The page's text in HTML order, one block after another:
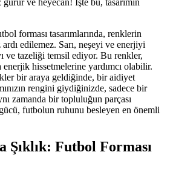
ve heyecan! İşte bu, tasarımın
forması tasarımlarında, renklerin
edilemez. Sarı, neşeyi ve enerjiyi
ve tazeliği temsil ediyor. Bu renkler,
enerjik hissetmelerine yardımcı olabilir.
bir araya geldiğinde, bir aidiyet
rengini giydiğinizde, sadece bir
zamanda bir topluluğun parçası
futbolun ruhunu besleyen en önemli
Şıklık: Futbol Forması